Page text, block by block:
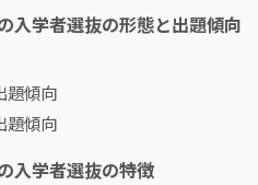
入学者選抜の形態と出題傾向
題傾向
題傾向
入学者選抜の特徴